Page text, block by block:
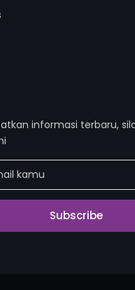
informasi terbaru,
Subscribe